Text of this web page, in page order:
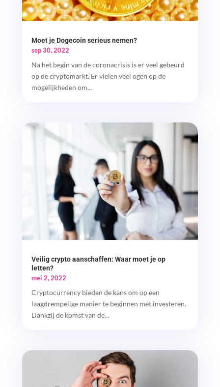
Moet je Dogecoin serieus nemen?
sep 30, 2022
Na het begin van de coronacrisis is er veel gebeurd
op de cryptomarkt. Er vielen veel ogen op de
mogelijkheden om...
Veilig crypto aanschaffen: Waar moet je op
letten?
mei 2, 2022
Cryptocurrency bieden de kans om op een
laagdrempelige manier te beginnen met investeren.
Dankzij de komst van de...